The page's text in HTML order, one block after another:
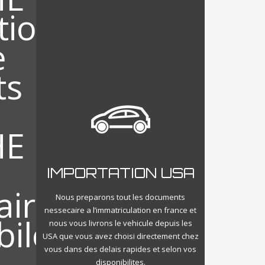
IMPORTATION USA
Nous preparons tout les documents
nessecaire a l’immatriculation en france et
nous vous livrons le vehicule depuis les
USA que vous avez choisi directement chez
vous dans des delais rapides et selon vos
disponibilites.